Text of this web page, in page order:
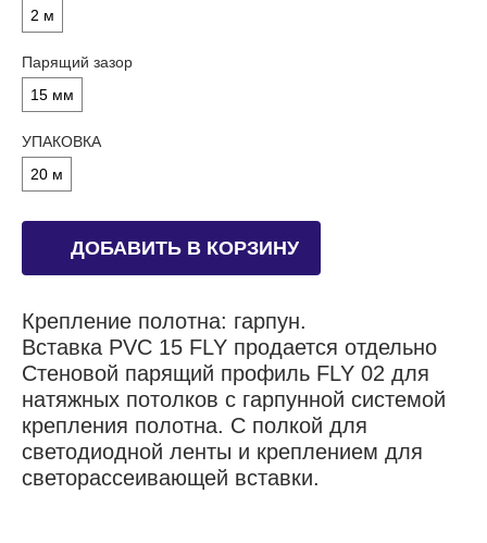
2 м
Парящий зазор
15 мм
УПАКОВКА
20 м
ДОБАВИТЬ В КОРЗИНУ
Крепление полотна: гарпун.
Вставка PVC 15 FLY продается отдельно
Стеновой парящий профиль FLY 02 для
натяжных потолков с гарпунной системой
крепления полотна. С полкой для
светодиодной ленты и креплением для
светорассеивающей вставки.